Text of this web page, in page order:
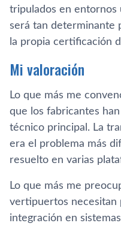
tripulados en entornos
será tan determinante
la propia certificación
Mi valoración
Lo que más me
que los fabricantes
técnico principal. La
era el problema más
resuelto en varias
Lo que más me
vertipuertos necesitan
integración en